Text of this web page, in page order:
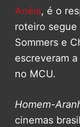
Anéis, é o
roteiro segue
Sommers e
escreveram
no MCU.
Homem-
cinemas